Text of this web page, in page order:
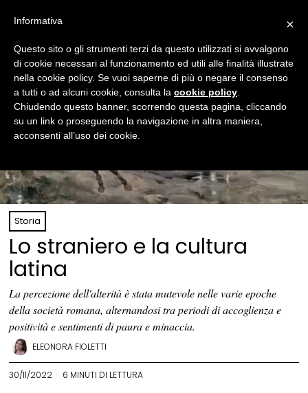
Storia
Lo straniero e la cultura
latina
La percezione dell'alterità è stata mutevole nelle varie epoche
della società romana, alternandosi tra periodi di accoglienza e
positività e sentimenti di paura e minaccia.
ELEONORA FIOLETTI
30/11/2022 6 MINUTI DI LETTURA
×
Informativa
Questo sito o gli strumenti terzi da questo utilizzati si avvalgono
di cookie necessari al funzionamento ed utili alle finalità illustrate
nella cookie policy. Se vuoi saperne di più o negare il consenso
a tutti o ad alcuni cookie, consulta la cookie policy
Chiudendo questo banner, scorrendo questa pagina, cliccando
su un link o proseguendo la navigazione in altra maniera,
acconsenti all’uso dei cookie.